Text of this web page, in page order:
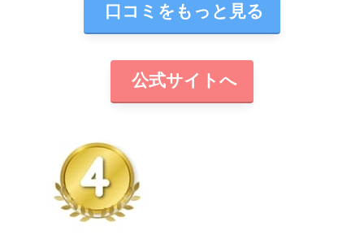
口コミをもっと見る
公式サイトへ